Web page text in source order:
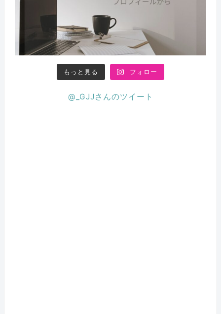
もっと見る フォロー
@_GJJさんのツイート